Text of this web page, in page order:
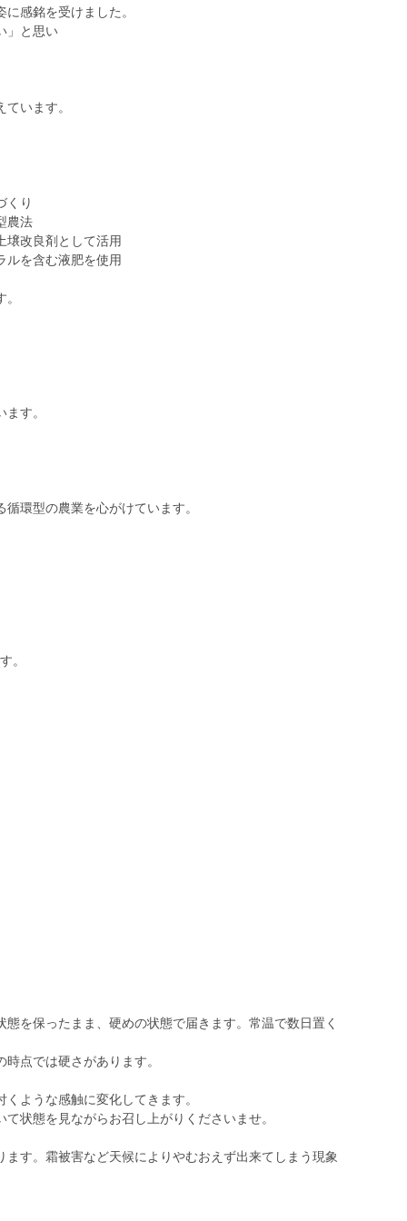
感銘を受けました。
」と思い
います。
くり
農法
壌改良剤として活用
ルを含む液肥を使用
す。
環型の農業を心がけています。
。
を保ったまま、硬めの状態で届きます。常温で数日置く
点では硬さがあります。
ような感触に変化してきます。
状態を見ながらお召し上がりくださいませ。
す。霜被害など天候によりやむおえず出来てしまう現象